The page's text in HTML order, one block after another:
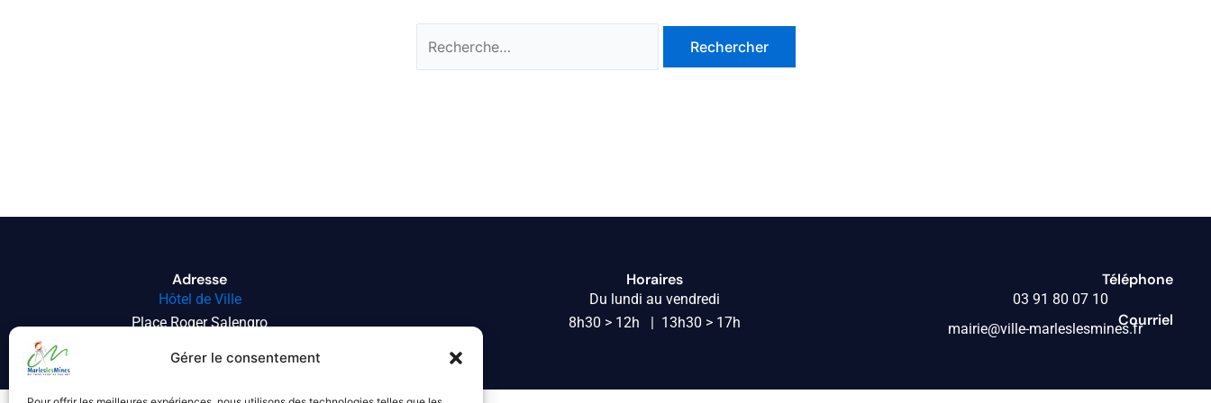
Gérer le consentement
Adresse
Hôtel de Ville
Place Roger Salengro
Horaires
Du lundi au vendredi
8h30 > 12h | 13h30 > 17h
Téléphone
03 91 80 07 10
Courriel
mairie@ville-marleslesmines.fr